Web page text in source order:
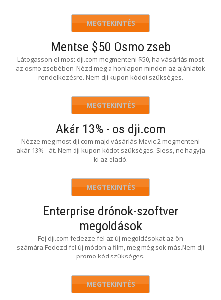
MEGTEKINTÉS
Mentse $50 Osmo zseb
Látogasson el most dji.com megmenteni $50, ha vásárlás most
az osmo zsebében. Nézd meg a honlapon minden az ajánlatok
rendelkezésre. Nem dji kupon kódot szükséges.
MEGTEKINTÉS
Akár 13% - os dji.com
Nézze meg most dji.com majd vásárlás Mavic 2 megmenteni
akár 13% - át. Nem dji kupon kódot szükséges. Siess, ne hagyja
ki az eladó.
MEGTEKINTÉS
Enterprise drónok-szoftver
megoldások
Fej dji.com fedezze fel az új megoldásokat az ön
számára.Fedezd fel új módon a film, meg még sok más.Nem dji
promo kód szükséges.
MEGTEKINTÉS